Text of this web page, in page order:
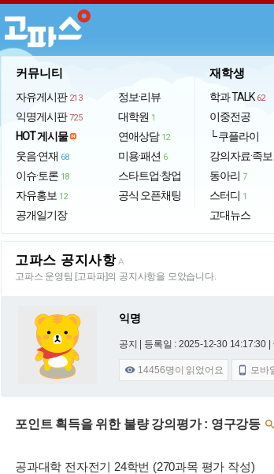
커뮤니티
자유게시판 213
익명게시판 725
HOT 게시물
웃음·연재 68
이슈·토론 18
자유홍보 12
공개일기장
정보·리뷰
대학원 1
연애상담 12
미용·패션 6
스타트업·창업
공식 오픈채팅
재학생
학과 TALK 62
이중전공
└ 쿠플라이
강의자료·족보
동아리 7
스터디 1
고대뉴스
고파스 공지사항 A
고파스 운영팀 [고파파]의 공지사항을 모았습니다.
익명
공지 | 등록일 : 2025-12-30 14:17:30
 14456명이 읽었어요  모바
포인트 획득을 위한 불량 강의평가 : 영구강등 
공과대학 전자전기 24학번 (270과목 평가 작성)